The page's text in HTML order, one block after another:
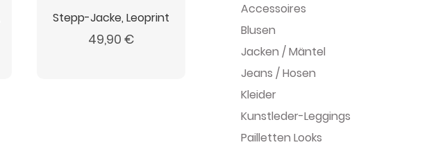
Stepp-Jacke, Leoprint
49,90 €
Accessoires
Blusen
Jacken / Mäntel
Jeans / Hosen
Kleider
Kunstleder-Leggings
Pailletten Looks